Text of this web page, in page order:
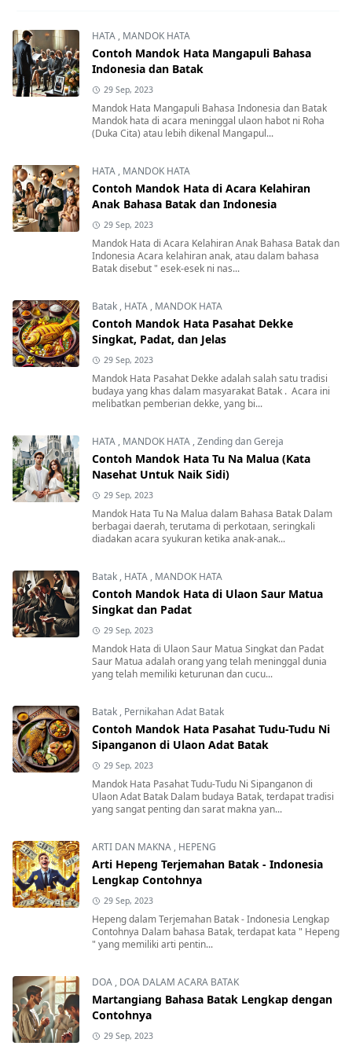
HATA , MANDOK HATA
Contoh Mandok Hata Mangapuli Bahasa
Indonesia dan Batak
29 Sep, 2023
Mandok Hata Mangapuli Bahasa Indonesia dan Batak
Mandok hata di acara meninggal ulaon habot ni Roha
(Duka Cita) atau lebih dikenal Mangapul...
HATA , MANDOK HATA
Contoh Mandok Hata di Acara Kelahiran
Anak Bahasa Batak dan Indonesia
29 Sep, 2023
Mandok Hata di Acara Kelahiran Anak Bahasa Batak dan
Indonesia Acara kelahiran anak, atau dalam bahasa
Batak disebut " esek-esek ni nas...
Batak , HATA , MANDOK HATA
Contoh Mandok Hata Pasahat Dekke
Singkat, Padat, dan Jelas
29 Sep, 2023
Mandok Hata Pasahat Dekke adalah salah satu tradisi
budaya yang khas dalam masyarakat Batak . Acara ini
melibatkan pemberian dekke, yang bi...
HATA , MANDOK HATA ,Zending dan Gereja
Contoh Mandok Hata Tu Na Malua (Kata
Nasehat Untuk Naik Sidi)
29 Sep, 2023
Mandok Hata Tu Na Malua dalam Bahasa Batak Dalam
berbagai daerah, terutama di perkotaan, seringkali
diadakan acara syukuran ketika anak-anak...
Batak , HATA , MANDOK HATA
Contoh Mandok Hata di Ulaon Saur Matua
Singkat dan Padat
29 Sep, 2023
Mandok Hata di Ulaon Saur Matua Singkat dan Padat
Saur Matua adalah orang yang telah meninggal dunia
yang telah memiliki keturunan dan cucu...
Batak , Pernikahan Adat Batak
Contoh Mandok Hata Pasahat Tudu-Tudu Ni
Sipanganon di Ulaon Adat Batak
29 Sep, 2023
Mandok Hata Pasahat Tudu-Tudu Ni Sipanganon di
Ulaon Adat Batak Dalam budaya Batak, terdapat tradisi
yang sangat penting dan sarat makna yan...
ARTI DAN MAKNA , HEPENG
Arti Hepeng Terjemahan Batak - Indonesia
Lengkap Contohnya
29 Sep, 2023
Hepeng dalam Terjemahan Batak - Indonesia Lengkap
Contohnya Dalam bahasa Batak, terdapat kata " Hepeng
" yang memiliki arti pentin...
DOA , DOA DALAM ACARA BATAK
Martangiang Bahasa Batak Lengkap dengan
Contohnya
29 Sep, 2023